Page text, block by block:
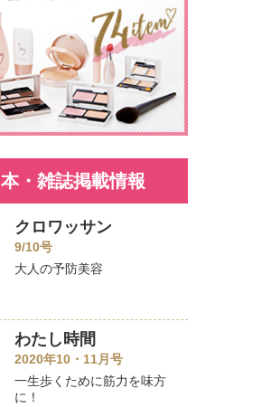
本・雑誌掲載情報
クロワッサン
9/10号
大人の予防美容
わたし時間
2020年10・11月号
一生歩くために筋力を味方
に！